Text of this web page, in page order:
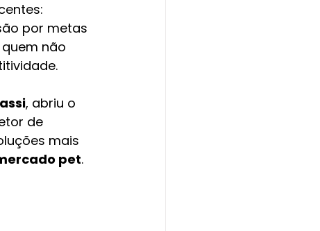
por metas
não
, abriu o
de
mais
pet.